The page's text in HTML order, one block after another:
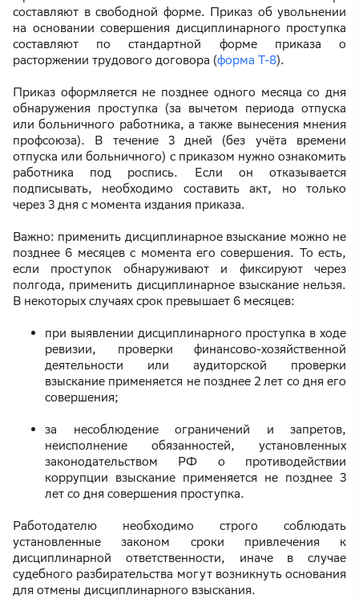
составляют в свободной форме. Приказ об увольнении
на основании совершения дисциплинарного проступка
составляют по стандартной форме приказа о
расторжении трудового договора (форма Т-8).
Приказ оформляется не позднее одного месяца со дня
обнаружения проступка (за вычетом периода отпуска
или больничного работника, а также вынесения мнения
профсоюза). В течение 3 дней (без учёта времени
отпуска или больничного) с приказом нужно ознакомить
работника под роспись. Если он отказывается
подписывать, необходимо составить акт, но только
через 3 дня с момента издания приказа.
Важно: применить дисциплинарное взыскание можно не
позднее 6 месяцев с момента его совершения. То есть,
если проступок обнаруживают и фиксируют через
полгода, применить дисциплинарное взыскание нельзя.
В некоторых случаях срок превышает 6 месяцев:
при выявлении дисциплинарного проступка в ходе
ревизии, проверки финансово-хозяйственной
деятельности или аудиторской проверки
взыскание применяется не позднее 2 лет со дня его
совершения;
за несоблюдение ограничений и запретов,
неисполнение обязанностей, установленных
законодательством РФ о противодействии
коррупции взыскание применяется не позднее 3
лет со дня совершения проступка.
Работодателю необходимо строго соблюдать
установленные законом сроки привлечения к
дисциплинарной ответственности, иначе в случае
судебного разбирательства могут возникнуть основания
для отмены дисциплинарного взыскания.